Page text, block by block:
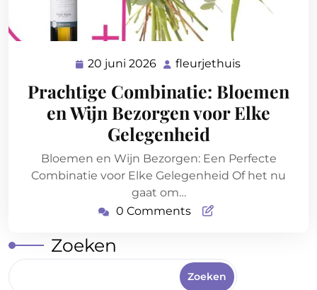
20 juni 2026 20
juni
2026
fleurjethuis
Prachtige Combinatie: Bloemen
en Wijn Bezorgen voor Elke
Gelegenheid
Bloemen en Wijn Bezorgen: Een Perfecte
Combinatie voor Elke Gelegenheid Of het nu
gaat om…
0 Comments
Zoeken
Zoeken